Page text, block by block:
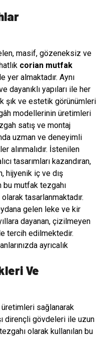
masif, gözeneksiz ve
corian mutfak
yer almaktadır. Aynı
dayanıklı yapıları ile her
şık ve estetik görünümleri
modellerinin üretimleri
satış ve montaj
uzman ve deneyimli
alınmalıdır. İstenilen
tasarımları kazandıran,
hijyenik iç ve dış
bu mutfak tezgahı
tasarlanmaktadır.
gelen leke ve kir
dayanan, çizilmeyen
tercih edilmektedir.
ayrıcalık
Ve
sağlanarak
dirençli gövdeleri ile uzun
olarak kullanılan bu